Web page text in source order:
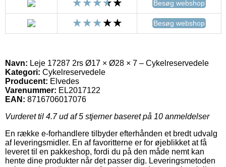
Besøg webshop
Besøg webshop
Navn: Leje 17287 2rs Ø17 × Ø28 × 7 – Cykelreservedele
Kategori: Cykelreservedele
Producent: Elvedes
Varenummer: EL2017122
EAN: 8716706017076
Vurderet til 4.7ud af 5 stjerner baseret på 10 anmeldelser
En række e-forhandlere tilbyder efterhånden et bredt udvalg
af leveringsmidler. En af favoritterne er for øjeblikket at få
leveret til en pakkeshop, fordi du på den måde nemt kan
hente dine produkter når det passer dig. Leveringsmetoden